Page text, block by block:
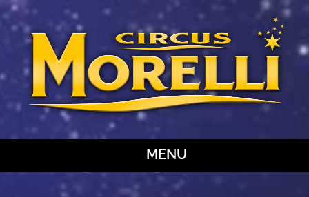
MENU